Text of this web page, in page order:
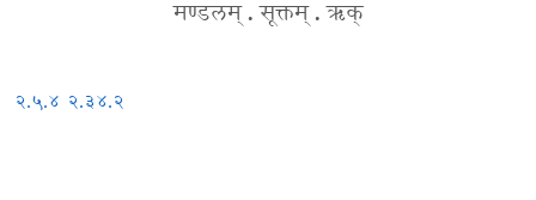
मण्डलम् . सूक्तम् . ऋक्
२.५.४ २.३४.२